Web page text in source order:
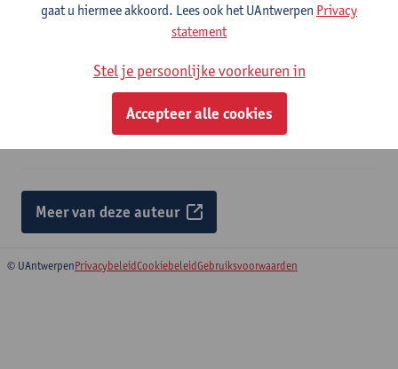
Antwerp, 2025,32 p.
Cézanne Watthy
Meer van deze auteur
© UAntwerpenPrivacybeleidCookiebeleidGebruiksvoorwaarden
gaat u hiermee akkoord. Lees ook het UAntwerpen Privacy
statement
Stel je persoonlijke voorkeuren in
Accepteer alle cookies